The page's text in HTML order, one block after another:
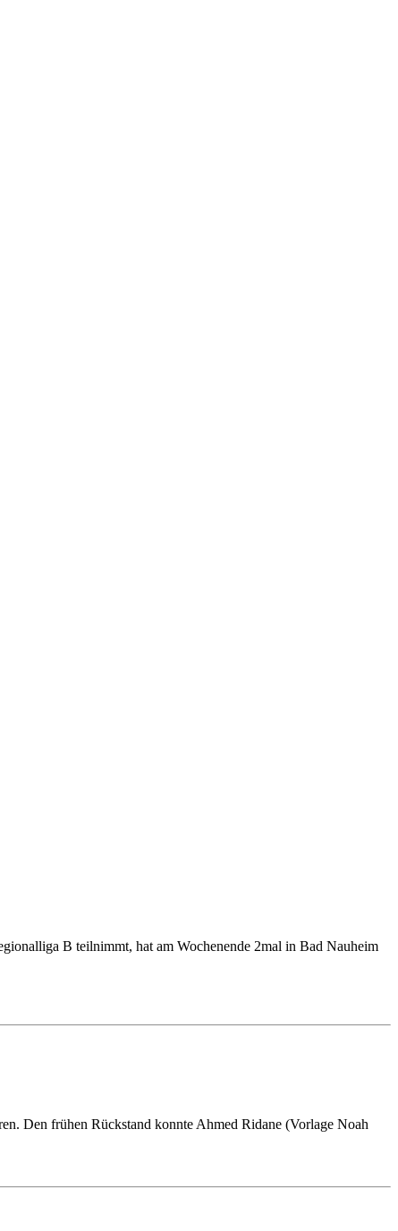
B teilnimmt, hat am Wochenende 2mal in Bad Nauheim
Den frühen Rückstand konnte Ahmed Ridane (Vorlage Noah